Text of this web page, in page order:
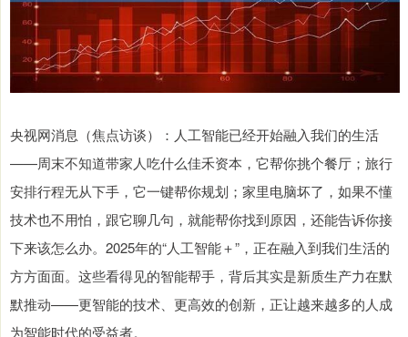
央视网消息（焦点访谈）：人工智能已经开始融入我们的生活
——周末不知道带家人吃什么佳禾资本，它帮你挑个餐厅；旅行
安排行程无从下手，它一键帮你规划；家里电脑坏了，如果不懂
技术也不用怕，跟它聊几句，就能帮你找到原因，还能告诉你接
下来该怎么办。2025年的“人工智能＋”，正在融入到我们生活的
方方面面。这些看得见的智能帮手，背后其实是新质生产力在默
默推动——更智能的技术、更高效的创新，正让越来越多的人成
为智能时代的受益者。